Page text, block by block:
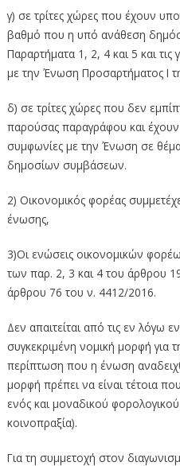
γ) σε τρίτες χώρες που έχουν
βαθμό που η υπό ανάθεση
Παραρτήματα 1, 2, 4 και 5 και τις
με την Ένωση Προσαρτήματος I
δ) σε τρίτες χώρες που δεν
παρούσας παραγράφου και έχουν
συμφωνίες με την Ένωση σε
δημοσίων συμβάσεων.
2) Οικονομικός φορέας
ένωσης,
3)Οι ενώσεις οικονομικών
των παρ. 2, 3 και 4 του άρθρου
άρθρου 76 του ν. 4412/2016.
Δεν απαιτείται από τις εν λόγω
συγκεκριμένη νομική μορφή
περίπτωση που η ένωση
μορφή πρέπει να είναι τέτοια
ενός και μοναδικού
κοινοπραξία).
Για τη συμμετοχή στον